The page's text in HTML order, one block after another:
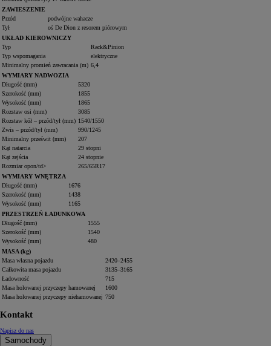
ZAWIESZENIE
Przód
podwójne wahacze
Tył
oś De Dion z resorem piórowym
UKŁAD KIEROWNICZY
Typ
Rack&Pinion
Typ wspomagania
elektryczne
Minimalny promień zawracania (m) 6,4
WYMIARY NADWOZIA
Długość (mm)
5320
Szerokość (mm)
1855
Wysokość (mm)
1865
Rozstaw osi (mm)
3085
Rozstaw kół – przód/tył (mm) 1540/1550
Zwis – przód/tył (mm)
990/1245
Minimalny prześwit (mm)
207
Kąt natarcia
29 stopni
Kąt zejścia
24 stopnie
Rozmiar opon/td>
265/65R17
WYMIARY WNĘTRZA
Długość (mm)
1676
Szerokość (mm)
1438
Wysokość (mm)
1165
PRZESTRZEŃ ŁADUNKOWA
Długość (mm)
1555
Szerokość (mm)
1540
Wysokość (mm)
480
MASA (kg)
Masa własna pojazdu
2420–2455
Całkowita masa pojazdu
3135–3165
Ładowność
715
Masa holowanej przyczepy hamowanej
1600
Masa holowanej przyczepy niehamowanej 750
Kontakt
Napisz do nas
Samochody